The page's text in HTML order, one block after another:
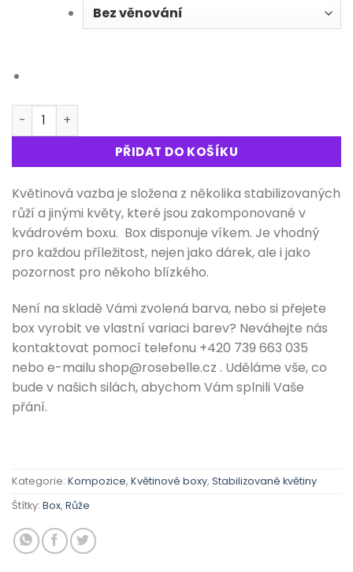
Květinová vazba Box+ DeLux množství
PŘIDAT DO KOŠÍKU
Květinová vazba je složena z několika stabilizovaných
růží a jinými květy, které jsou zakomponované v
kvádrovém boxu. Box disponuje víkem. Je vhodný
pro každou příležitost, nejen jako dárek, ale i jako
pozornost pro někoho blízkého.
Není na skladě Vámi zvolená barva, nebo si přejete
box vyrobit ve vlastní variaci barev? Neváhejte nás
kontaktovat pomocí telefonu +420 739 663 035
nebo e-mailu shop@rosebelle.cz . Uděláme vše, co
bude v našich silách, abychom Vám splnili Vaše
přání.
Kategorie: Kompozice, Květinové boxy, Stabilizované květiny
Štítky: Box, Růže